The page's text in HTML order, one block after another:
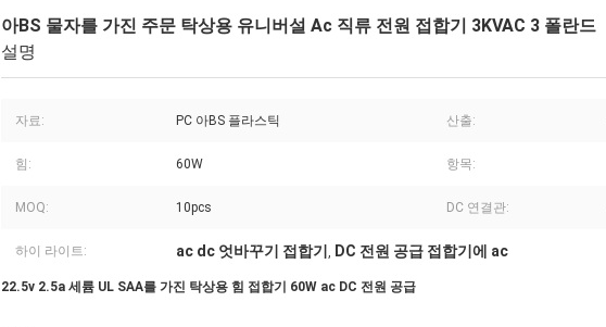
아BS 물자를 가진 주문 탁상용 유니버설 Ac 직류 전원 접합기 3KVAC 3 폴란드
설명
자료: PC 아BS 플라스틱 산출:
힘: 60W 항목:
MOQ: 10pcs DC 연결관:
하이 라이트: ac dc 엇바꾸기 접합기 , DC 전원 공급 접합기에 ac
22.5v 2.5a 세륨 UL SAA를 가진 탁상용 힘 접합기 60W ac DC 전원 공급